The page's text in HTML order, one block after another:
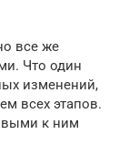
все же
Что один
изменений,
всех этапов.
к ним